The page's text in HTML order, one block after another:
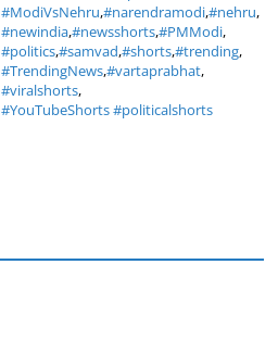
#ModiVsNehru,#narendramodi,#nehru,
#newindia,#newsshorts,#PMModi,
#politics,#samvad,#shorts,#trending,
#TrendingNews,#vartaprabhat,
#viralshorts,
#YouTubeShorts #politicalshorts